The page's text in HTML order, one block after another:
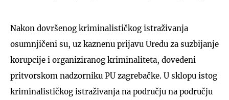
Nakon dovršenog kriminalističkog istraživanja
osumnjičeni su, uz kaznenu prijavu Uredu za suzbijanje
korupcije i organiziranog kriminaliteta, dovedeni
pritvorskom nadzorniku PU zagrebačke. U sklopu istog
kriminalističkog istraživanja na području na području